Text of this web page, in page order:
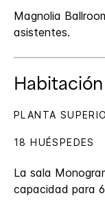
Magnolia
asistentes.
La sala
capacidad para
PLANTA
18 HUÉSPEDES